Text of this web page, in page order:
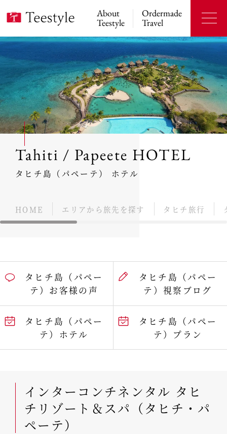
About
Teestyle
Ordermade
Travel
Tahiti / Papeete HOTEL
タヒチ島（パペーテ） ホテル
HOME エリアから旅先を探す タヒチ旅行
タヒチ島（パペー
テ）お客様の声
タヒチ島（パペー
テ）視察ブログ
タヒチ島（パペー
テ）ホテル
タヒチ島（パペー
テ）プラン
インターコンチネンタル タヒ
チリゾート＆スパ（タヒチ・パ
ペーテ）